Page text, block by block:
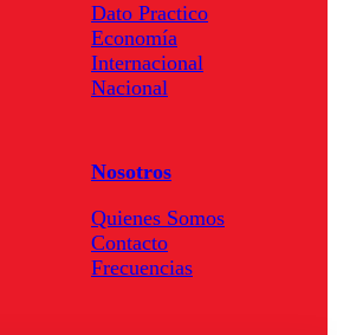
Dato Practico
Economía
Internacional
Nacional
Nosotros
Quienes Somos
Contacto
Frecuencias